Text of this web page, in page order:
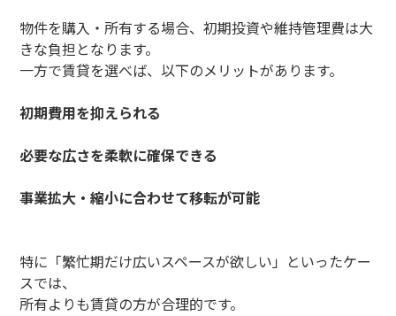
物件を購入・所有する場合、初期投資や維持管理費は大
きな負担となります。
一方で賃貸を選べば、以下のメリットがあります。
初期費用を抑えられる
必要な広さを柔軟に確保できる
事業拡大・縮小に合わせて移転が可能
特に「繁忙期だけ広いスペースが欲しい」といったケー
スでは、
所有よりも賃貸の方が合理的です。